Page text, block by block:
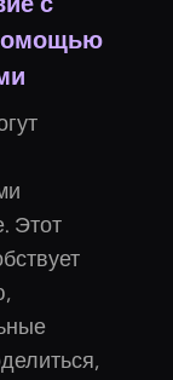
Этот